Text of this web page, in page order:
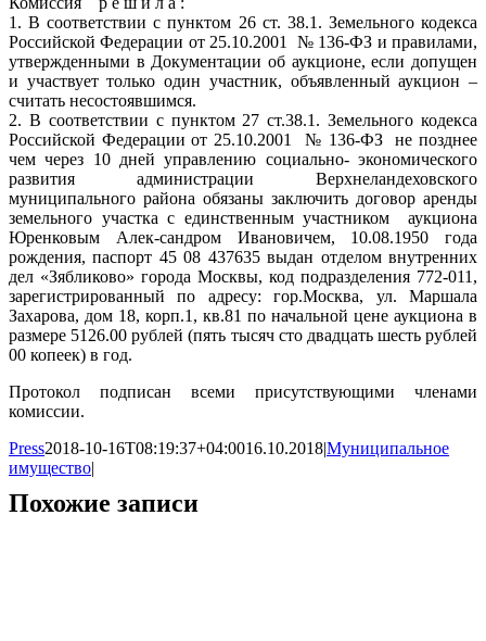
1. В соответствии с пунктом 26 ст. 38.1. Земельного кодекса
Российской Федерации от 25.10.2001 № 136-ФЗ и правилами,
утвержденными в Документации об аукционе, если допущен
и участвует только один участник, объявленный аукцион –
считать несостоявшимся.
2. В соответствии с пунктом 27 ст.38.1. Земельного кодекса
Российской Федерации от 25.10.2001 № 136-ФЗ не позднее
чем через 10 дней управлению социально- экономического
развития администрации Верхнеландеховского
муниципального района обязаны заключить договор аренды
земельного участка с единственным участником аукциона
Юренковым Алек-сандром Ивановичем, 10.08.1950 года
рождения, паспорт 45 08 437635 выдан отделом внутренних
дел «Зябликово» города Москвы, код подразделения 772-011,
зарегистрированный по адресу: гор.Москва, ул. Маршала
Захарова, дом 18, корп.1, кв.81 по начальной цене аукциона в
размере 5126.00 рублей (пять тысяч сто двадцать шесть рублей
00 копеек) в год.
Протокол подписан всеми присутствующими членами
комиссии.
Press2018-10-16T08:19:37+04:0016.10.2018|Муниципальное
имущество|
Похожие записи